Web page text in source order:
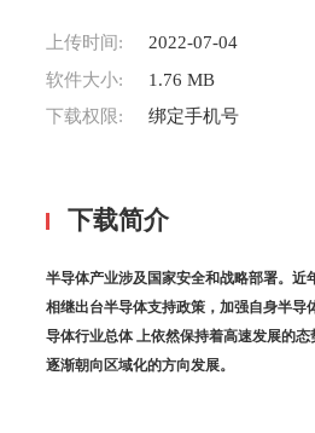
上传时间:
软件大小:
下载权限:
2022-07-04
1.76 MB
绑定手机号
下载简介
半导体产业涉及国家安全和战略部署。近
相继出台半导体支持政策，加强自身半导
导体行业总体 上依然保持着高速发展的
逐渐朝向区域化的方向发展。